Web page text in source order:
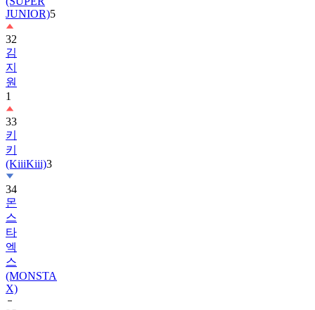
32
김
지
원
1
33
키
키
(KiiiKiii)
34
몬
스
타
엑
스
(MONSTA
X)
35
르